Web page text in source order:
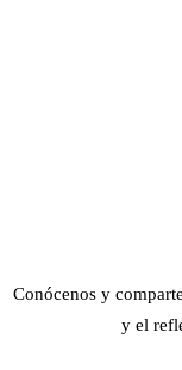
Conócenos y
y el